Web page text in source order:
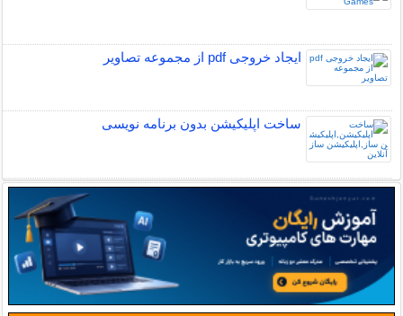
ایجاد خروجی pdf از مجموعه تصاویر
ساخت اپلیکیشن بدون برنامه نویسی